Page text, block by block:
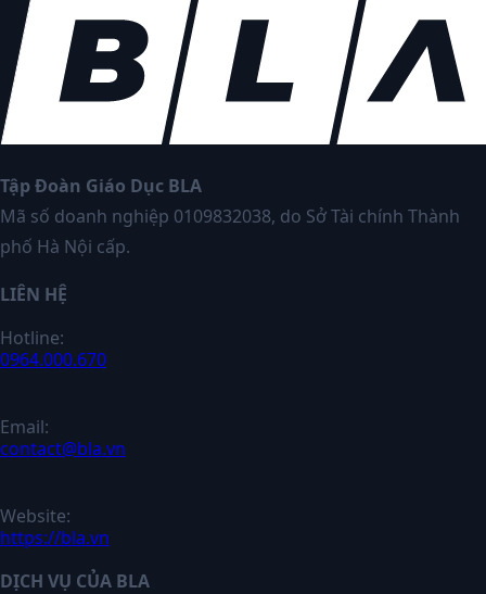
Tập Đoàn Giáo Dục BLA
Mã số doanh nghiệp 0109832038, do Sở Tài chính Thành
phố Hà Nội cấp.
LIÊN HỆ
Hotline:
0964.000.670
Email:
contact@bla.vn
Website:
https://bla.vn
DỊCH VỤ CỦA BLA